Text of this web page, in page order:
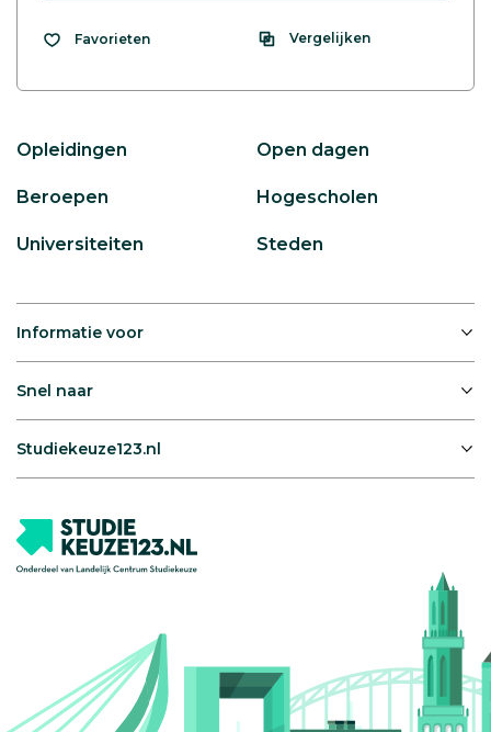
Favorieten Vergelijken
Opleidingen Open dagen
Beroepen Hogescholen
Universiteiten Steden
Informatie voor
Snel naar
Studiekeuze123.nl